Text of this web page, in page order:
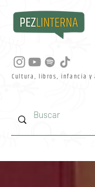
Cultura, libros, infancia y